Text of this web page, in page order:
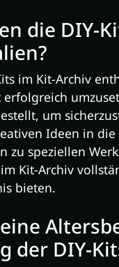
die DIY-
im Kit-Archiv
um
Ideen in
zu speziellen
Kit-Archiv
bieten.
der DIY-